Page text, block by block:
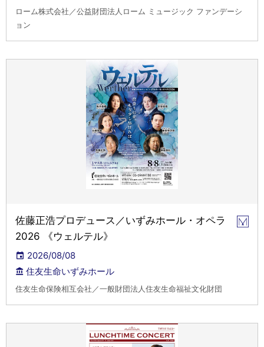
ローム株式会社／公益財団法人ローム ミュージック ファンデーシ
ョン
佐藤正浩プロデュース／いずみホール・オペラ
2026 《ウェルテル》
2026/08/08
住友生命いずみホール
住友生命保険相互会社／一般財団法人住友生命福祉文化財団